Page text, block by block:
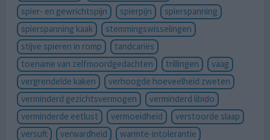
spier- en gewrichtspijn
spierpijn
spierspanning
spierspanning kaak
stemmingswisselingen
stijve spieren in romp
tandcariës
toename van zelfmoordgedachten
trillingen
vaag
vergrendelde kaken
verhoogde hoeveelheid zweten
verminderd gezichtsvermogen
verminderd libido
verminderde eetlust
vermoeidheid
verstoorde slaap
versuft
verwardheid
warmte-intolerantie